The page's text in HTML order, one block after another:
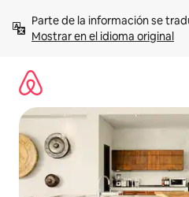
contenidoMostrar en el idioma original